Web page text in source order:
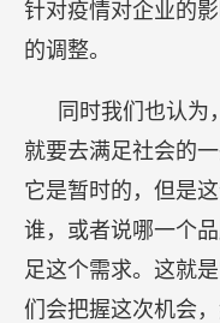
针对疫情对企业的
的调整。
同时我们也认为
就要去满足社会的
它是暂时的，但是
谁，或者说哪一个
足这个需求。这就
们会把握这次机会